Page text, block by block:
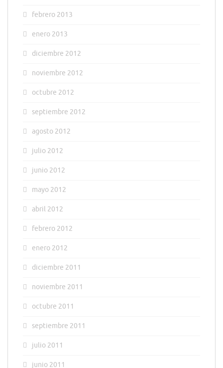
febrero 2013
enero 2013
diciembre 2012
noviembre 2012
octubre 2012
septiembre 2012
agosto 2012
julio 2012
junio 2012
mayo 2012
abril 2012
febrero 2012
enero 2012
diciembre 2011
noviembre 2011
octubre 2011
septiembre 2011
julio 2011
junio 2011